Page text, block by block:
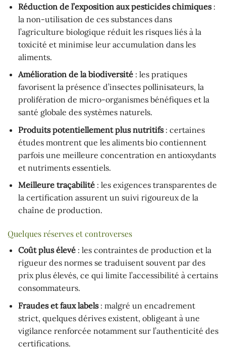
Réduction de l’exposition aux pesticides chimiques:
la non-utilisation de ces substances dans
l’agriculture biologique réduit les risques liés à la
toxicité et minimise leur accumulation dans les
aliments.
Amélioration de la biodiversité: les pratiques
favorisent la présence d’insectes pollinisateurs, la
prolifération de micro-organismes bénéfiques et la
santé globale des systèmes naturels.
Produits potentiellement plus nutritifs: certaines
études montrent que les aliments bio contiennent
parfois une meilleure concentration en antioxydants
et nutriments essentiels.
Meilleure traçabilité: les exigences transparentes de
la certification assurent un suivi rigoureux de la
chaîne de production.
Quelques réserves et controverses
Coût plus élevé: les contraintes de production et la
rigueur des normes se traduisent souvent par des
prix plus élevés, ce qui limite l’accessibilité à certains
consommateurs.
Fraudes et faux labels: malgré un encadrement
strict, quelques dérives existent, obligeant à une
vigilance renforcée notamment sur l’authenticité des
certifications.